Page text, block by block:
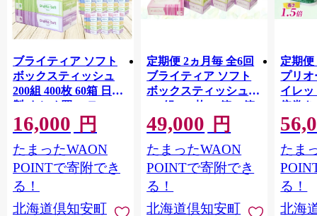
ブライティア ソフト
ボックスティッシュ
200組 400枚 60箱 日本
製 まとめ買い ティッ
シュ リサイクル 長持
防災 常備品 日用雑貨
消耗品 生活必需品 備
蓄 ペーパー 紙 北海道
倶知安町 日用品
16,000 円
たまったWAON
POINTで寄附でき
る！
北海道倶知安町
定期便 2ヵ月毎 全6回
ブライティア ソフト
ボックスティッシュ
200組 400枚 15箱 (5箱
×3) BOX 日本製 まと
め買い ティッシュ リ
サイクル 長持 防災 常
備品 日用雑貨 消耗品
生活必需品 備蓄 ペー
パー 紙 北海道 倶知安
町 日用品
49,000 円
たまったWAON
POINTで寄附でき
る！
北海道倶知安町
定期便
プリ
イレッ
倍巻
36ロ
パック
買い
常備品
ット
日用品
北海道
たま
る！
北海